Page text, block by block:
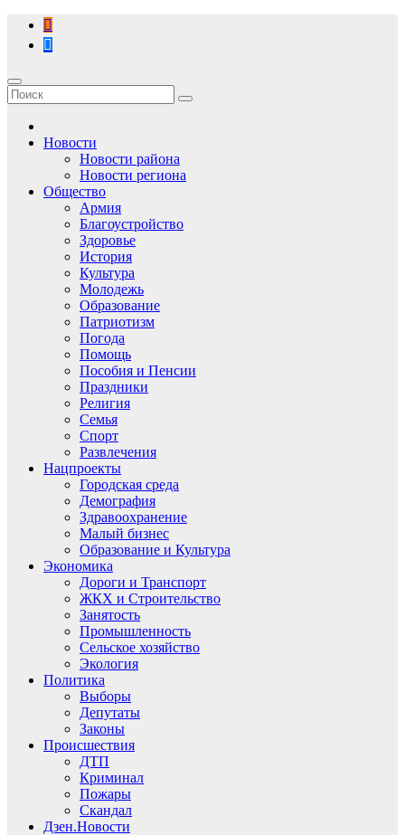
Перейти
содержимому
Новости
Новости района
Новости региона
Общество
Армия
Благоустройство
Здоровье
История
Культура
Молодежь
Образование
Патриотизм
Погода
Помощь
Пособия и Пенсии
Праздники
Религия
Семья
Спорт
Развлечения
Нацпроекты
Городская среда
Демография
Здравоохранение
Малый бизнес
Образование и Культура
Экономика
Дороги и Транспорт
ЖКХ и Строительство
Занятость
Промышленность
Сельское хозяйство
Экология
Политика
Выборы
Депутаты
Законы
Происшествия
ДТП
Криминал
Пожары
Скандал
Дзен.Новости